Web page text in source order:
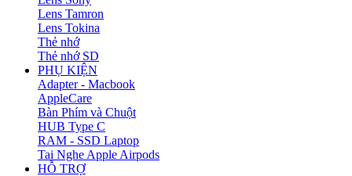
Lens Tamron
Lens Tokina
Thẻ nhớ
Thẻ nhớ SD
PHỤ KIỆN
Adapter - Macbook
AppleCare
Bàn Phím và Chuột
HUB Type C
RAM - SSD Laptop
Tai Nghe Apple Airpods
HỖ TRỢ